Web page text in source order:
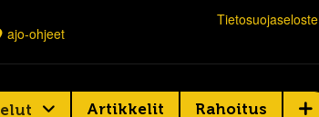
ajo-ohjeet
Tietosuojaseloste
Artikkelit Rahoitus